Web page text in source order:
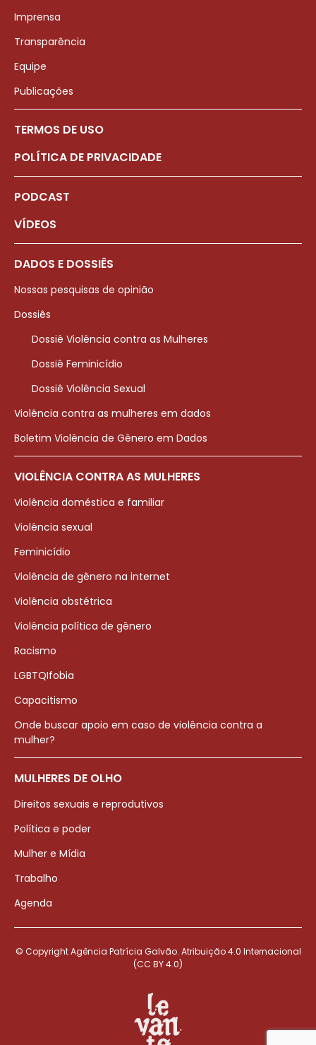
Imprensa
Transparência
Equipe
Publicações
TERMOS DE USO
POLÍTICA DE PRIVACIDADE
PODCAST
VÍDEOS
DADOS E DOSSIÊS
Nossas pesquisas de opinião
Dossiês
Dossiê Violência contra as Mulheres
Dossiê Feminicídio
Dossiê Violência Sexual
Violência contra as mulheres em dados
Boletim Violência de Gênero em Dados
VIOLÊNCIA CONTRA AS MULHERES
Violência doméstica e familiar
Violência sexual
Feminicídio
Violência de gênero na internet
Violência obstétrica
Violência política de gênero
Racismo
LGBTQIfobia
Capacitismo
Onde buscar apoio em caso de violência contra a
mulher?
MULHERES DE OLHO
Direitos sexuais e reprodutivos
Política e poder
Mulher e Mídia
Trabalho
Agenda
© Copyright Agência Patrícia Galvão. Atribuição 4.0 Internacional
(CC BY 4.0)